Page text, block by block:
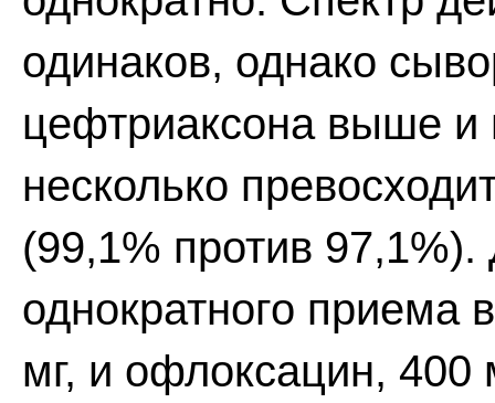
одинаков, однако
цефтриаксона выше и
несколько
(99,1% против
однократного приема
мг, и офлоксацин, 400